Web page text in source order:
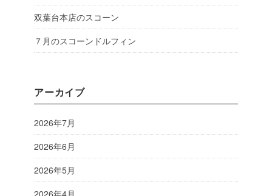
双葉台本店のスコーン
７月のスコーンドルフィン
アーカイブ
2026年7月
2026年6月
2026年5月
2026年4月